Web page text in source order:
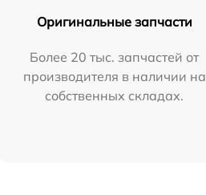
Оригинальные запчасти
Более 20 тыс. запчастей от
производителя в наличии на
собственных складах.